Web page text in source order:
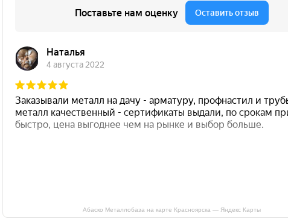
Абаско Металлобаза на карте Красноярска — Яндекс Карты